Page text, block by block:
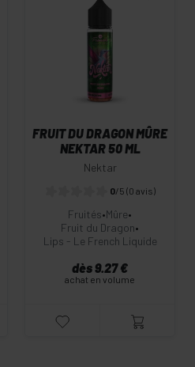
FRUIT DU DRAGON MÛRE
NEKTAR 50 ML
Nektar
0/5 (0 avis)
Fruités•Mûre•
Fruit du Dragon•
Lips - Le French Liquide
dès 9.27 €
achat en volume